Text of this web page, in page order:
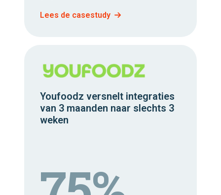
Lees de casestudy
Youfoodz versnelt integraties
van 3 maanden naar slechts 3
weken